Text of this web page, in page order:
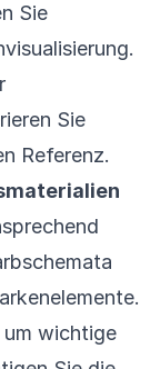
Sie
Sie
Referenz.
um wichtige